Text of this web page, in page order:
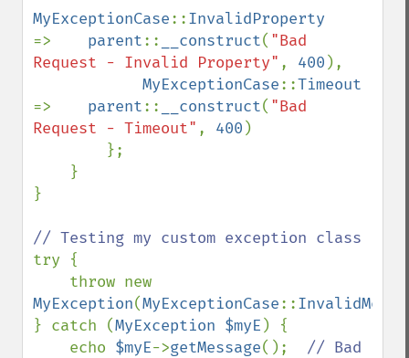
MyExceptionCase::
=> parent:: __construct( "Bad
Request - Invalid Property" , 400 ),
MyExceptionCase::
=> parent:: __construct( "Bad
Request - Timeout" , 400 )
}
try {
MyException(MyExceptionCase::
} catch (MyException $myE ) {
    echo
$myE->getMessage(); // Bad